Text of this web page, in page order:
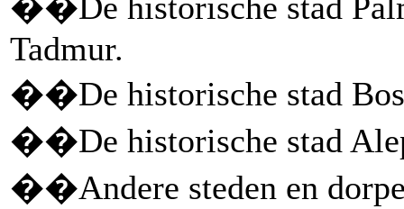
Tadmur.
��De historische stad
��De historische stad
��Andere steden en